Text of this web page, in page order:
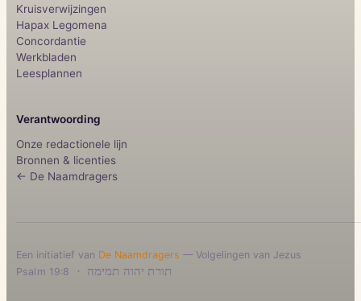
Kruisverwijzingen
Hapax Legomena
Concordantie
Werkbladen
Leesplannen
Verantwoording
Onze redactionele lijn
Bronnen & licenties
← De Naamdragers
Een initiatief van De Naamdragers — Volgelingen van Jezus
תורת יהוה תמימה ·
Psalm 19:8